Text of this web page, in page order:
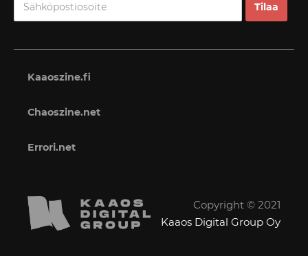
Kaaoszine.fi
Chaoszine.net
Errori.net
Copyright © 2021
Kaaos Digital Group Oy